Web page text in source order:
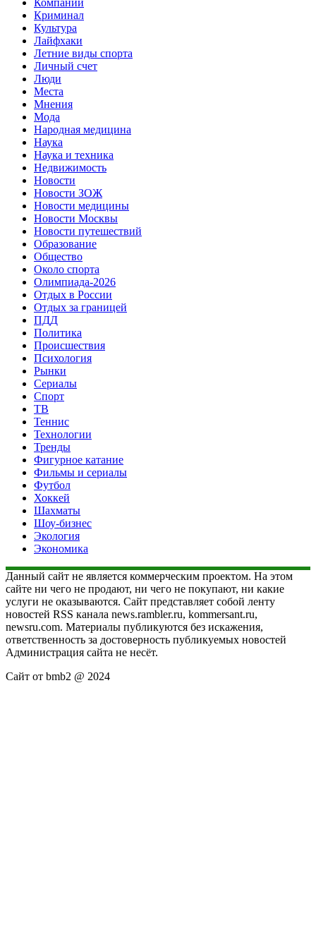
Криминал
Культура
Лайфхаки
Летние виды спорта
Личный счет
Люди
Места
Мнения
Мода
Народная медицина
Наука
Наука и техника
Недвижимость
Новости
Новости ЗОЖ
Новости медицины
Новости Москвы
Новости путешествий
Образование
Общество
Около спорта
Олимпиада-2026
Отдых в России
Отдых за границей
ПДД
Политика
Происшествия
Психология
Рынки
Сериалы
Спорт
ТВ
Теннис
Технологии
Тренды
Фигурное катание
Фильмы и сериалы
Футбол
Хоккей
Шахматы
Шоу-бизнес
Экология
Экономика
Данный сайт не является коммерческим проектом. На этом
сайте ни чего не продают, ни чего не покупают, ни какие
услуги не оказываются. Сайт представляет собой ленту
новостей RSS канала news.rambler.ru, kommersant.ru,
newsru.com. Материалы публикуются без искажения,
ответственность за достоверность публикуемых новостей
Администрация сайта не несёт.
Сайт от bmb2 @ 2024